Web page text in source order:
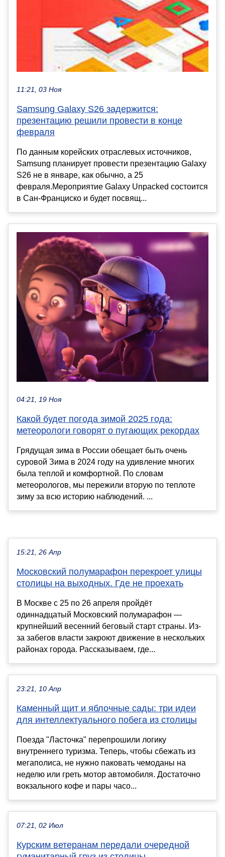
11:21, 03 Ноя
Samsung Galaxy S26 задержится:
презентацию решили провести в конце
февраля
По данным корейских отраслевых источников,
Samsung планирует провести презентацию Galaxy
S26 не в январе, как обычно, а 25
февраля.Мероприятие Galaxy Unpacked состоится
в Сан-Франциско и будет посвящ...
04:21, 19 Ноя
Какой будет погода зимой 2025 года:
метеорологи говорят о пугающих рекордах
Грядущая зима в России обещает быть очень
суровой Зима в 2024 году на удивление многих
была теплой и комфортной. По словам
метеорологов, мы пережили вторую по теплоте
зиму за всю историю наблюдений. ...
15:21, 26 Апр
Московский полумарафон перекроет улицы
столицы на выходных. Где не проехать
В Москве с 25 по 26 апреля пройдёт
одиннадцатый Московский полумарафон —
крупнейший весенний беговый старт страны. Из-
за забегов власти закроют движение в нескольких
районах города. Рассказываем, где...
23:21, 10 Апр
Каменный щит и яблочные сады: три идеи
для интеллектуального побега из столицы
Поезда "Ласточка" перепрошили логику
внутреннего туризма. Теперь, чтобы сбежать из
мегаполиса, не нужно паковать чемоданы на
неделю или греть мотор автомобиля. Достаточно
вокзального кофе и пары часо...
07:21, 02 Июл
Курским ветеранам передали очередной